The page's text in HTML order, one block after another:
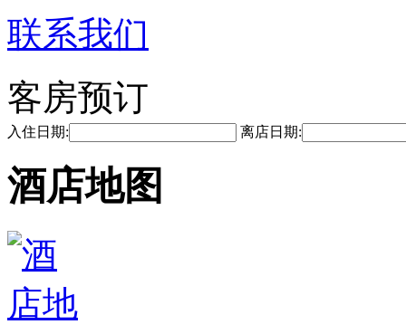
联系我们
客房预订
入住日期: 离店日期:
酒店地图